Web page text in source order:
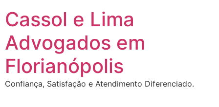
para
conteúdo
Cassol e Lima
Advogados em
Florianópolis
Confiança, Satisfação e Atendimento Diferenciado.